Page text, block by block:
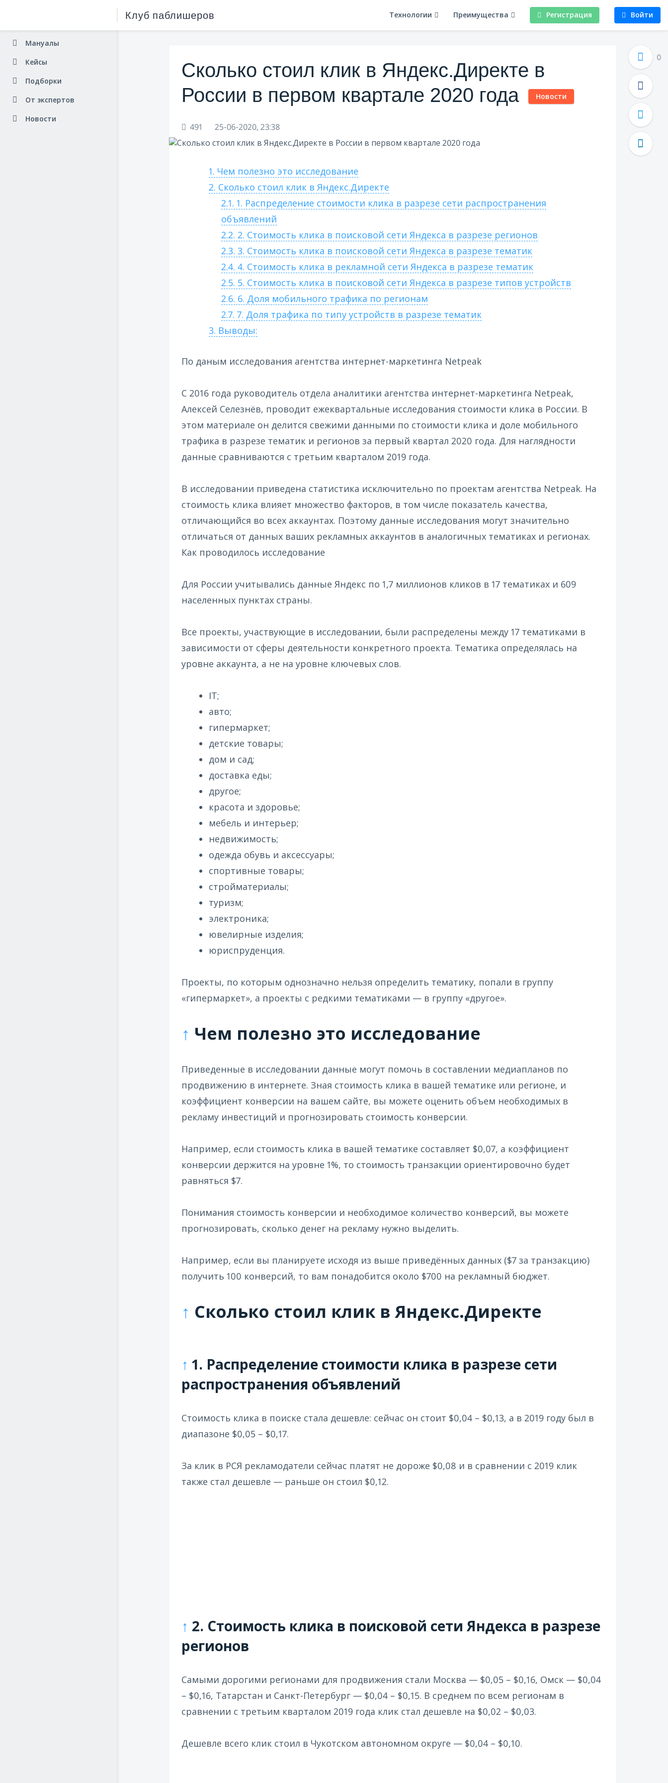
Клуб паблишеров Технологии Преимущества Регистрация Войти
Мануалы
Кейсы
Подборки
От экспертов
Новости
0
Сколько стоил клик в Яндекс.Директе в
России в первом квартале 2020 года
Новости
491 25-06-2020, 23:38
1. Чем полезно это исследование
2. Сколько стоил клик в Яндекс.Директе
2.1. 1. Распределение стоимости клика в разрезе сети распространения
объявлений
2.2. 2. Стоимость клика в поисковой сети Яндекса в разрезе регионов
2.3. 3. Стоимость клика в поисковой сети Яндекса в разрезе тематик
2.4. 4. Стоимость клика в рекламной сети Яндекса в разрезе тематик
2.5. 5. Стоимость клика в поисковой сети Яндекса в разрезе типов устройств
2.6. 6. Доля мобильного трафика по регионам
2.7. 7. Доля трафика по типу устройств в разрезе тематик
3. Выводы:
По даным исследования агентства интернет-маркетинга Netpeak
С 2016 года руководитель отдела аналитики агентства интернет-маркетинга Netpeak,
Алексей Селезнёв, проводит ежеквартальные исследования стоимости клика в России. В
этом материале он делится свежими данными по стоимости клика и доле мобильного
трафика в разрезе тематик и регионов за первый квартал 2020 года. Для наглядности
данные сравниваются с третьим кварталом 2019 года.
В исследовании приведена статистика исключительно по проектам агентства Netpeak. На
стоимость клика влияет множество факторов, в том числе показатель качества,
отличающийся во всех аккаунтах. Поэтому данные исследования могут значительно
отличаться от данных ваших рекламных аккаунтов в аналогичных тематиках и регионах.
Как проводилось исследование
Для России учитывались данные Яндекс по 1,7 миллионов кликов в 17 тематиках и 609
населенных пунктах страны.
Все проекты, участвующие в исследовании, были распределены между 17 тематиками в
зависимости от сферы деятельности конкретного проекта. Тематика определялась на
уровне аккаунта, а не на уровне ключевых слов.
IT;
авто;
гипермаркет;
детские товары;
дом и сад;
доставка еды;
другое;
красота и здоровье;
мебель и интерьер;
недвижимость;
одежда обувь и аксессуары;
спортивные товары;
стройматериалы;
туризм;
электроника;
ювелирные изделия;
юриспруденция.
Проекты, по которым однозначно нельзя определить тематику, попали в группу
«гипермаркет», а проекты с редкими тематиками — в группу «другое».
↑ Чем полезно это исследование
Приведенные в исследовании данные могут помочь в составлении медиапланов по
продвижению в интернете. Зная стоимость клика в вашей тематике или регионе, и
коэффициент конверсии на вашем сайте, вы можете оценить объем необходимых в
рекламу инвестиций и прогнозировать стоимость конверсии.
Например, если стоимость клика в вашей тематике составляет $0,07, а коэффициент
конверсии держится на уровне 1%, то стоимость транзакции ориентировочно будет
равняться $7.
Понимания стоимость конверсии и необходимое количество конверсий, вы можете
прогнозировать, сколько денег на рекламу нужно выделить.
Например, если вы планируете исходя из выше приведённых данных ($7 за транзакцию)
получить 100 конверсий, то вам понадобится около $700 на рекламный бюджет.
↑ Сколько стоил клик в Яндекс.Директе
↑ 1. Распределение стоимости клика в разрезе сети
распространения объявлений
Стоимость клика в поиске стала дешевле: сейчас он стоит $0,04 – $0,13, а в 2019 году был в
диапазоне $0,05 – $0,17.
За клик в РСЯ рекламодатели сейчас платят не дороже $0,08 и в сравнении с 2019 клик
также стал дешевле — раньше он стоил $0,12.
↑ 2. Стоимость клика в поисковой сети Яндекса в разрезе
регионов
Самыми дорогими регионами для продвижения стали Москва — $0,05 – $0,16, Омск — $0,04
– $0,16, Татарстан и Санкт-Петербург — $0,04 – $0,15. В среднем по всем регионам в
сравнении с третьим кварталом 2019 года клик стал дешевле на $0,02 – $0,03.
Дешевле всего клик стоил в Чукотском автономном округе — $0,04 – $0,10.